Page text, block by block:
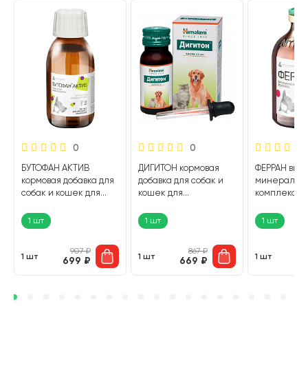
0
БУТОФАН АКТИВ
кормовая добавка для
собак и кошек для
веществ 100 мл (1 шт)
1 шт
1 шт
907₽
699 ₽
0
ДИГИТОН кормовая
добавка для собак и
кошек для
нормализации
процессов
30 мл Himalaya (1 шт)
1 шт
1 шт
867₽
669 ₽
ФЕРРАН
комплекс
для собак
50 мл (1 шт)
1 шт
1 шт